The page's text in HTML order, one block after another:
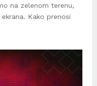
na zelenom terenu,
Kako prenosi